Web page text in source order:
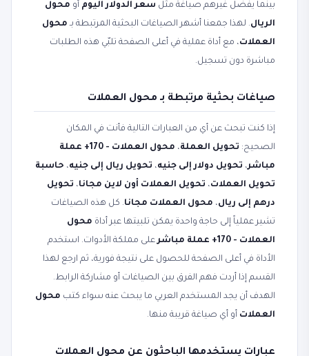
بينما يفضّل غيرهم صياغة مثل سعر الدولار اليوم أو محول
الريال. لهذا جمعنا أشهر الصياغات البحثية المرتبطة بـ محول
العملات، مع أداة عملية في أعلى الصفحة تلبّي هذه الطلبات
مباشرة دون تسجيل.
صياغات بحثية مرتبطة بـ محول العملات
إذا كنت تبحث عن أي من العبارات التالية فأنت في المكان
الصحيح: تحويل العملة،
محول العملات - 170+ عملة
مباشر، تحويل دولار إلى جنيه، تحويل ريال إلى جنيه، حاسبة
تحويل العملات، تحويل العملات أون لاين مجانا، تحويل
درهم إلى ريال، محول العملات مجانا. كل هذه الصياغات
تشير عملياً إلى حاجة واحدة يمكن تلبيتها عبر أداة محول
العملات - 170+ عملة مباشر
على مملكة الأدوات. استخدم
الأداة في أعلى الصفحة للحصول على نتيجة فورية، ثم ارجع لهذا
القسم إذا أردت فهم الفرق بين الصياغات أو مشاركة الرابط.
الهدف أن يجد المستخدم العربي ما يبحث عنه سواء كتب محول
العملات أو أي صياغة قريبة منها.
عبارات يستخدمها الباحثون عن محول العملات